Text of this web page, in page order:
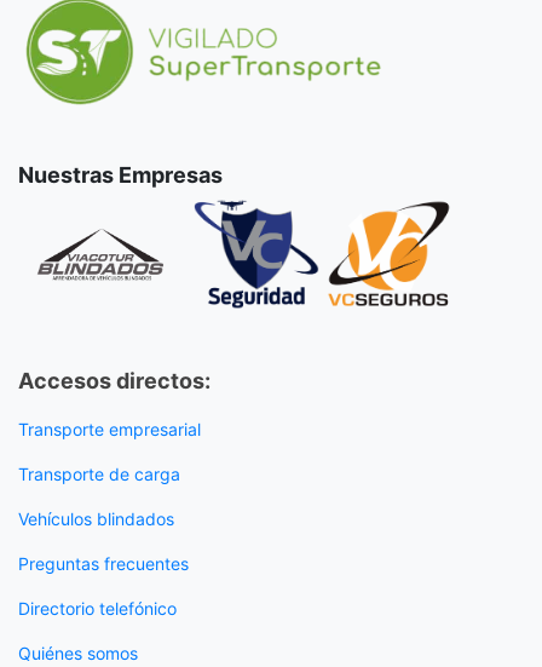
Nuestras Empresas
Accesos directos:
Transporte empresarial
Transporte de carga
Vehículos blindados
Preguntas frecuentes
Directorio telefónico
Quiénes somos